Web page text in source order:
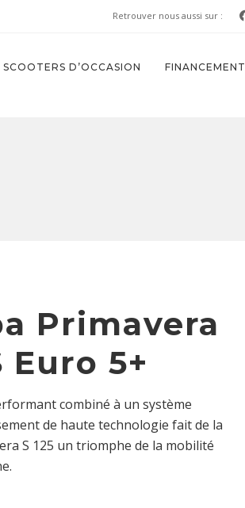
Retrouver nous aussi sur :
SCOOTERS D’OCCASION FINANCEMENT
Primavera
Euro 5+
combiné à un système
de haute technologie fait de la
S 125 un triomphe de la mobilité